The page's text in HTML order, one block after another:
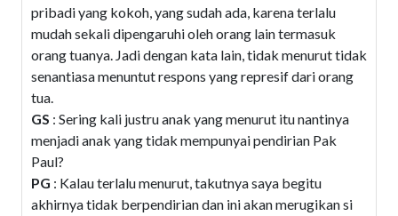
pribadi yang kokoh, yang sudah ada, karena terlalu
mudah sekali dipengaruhi oleh orang lain termasuk
orang tuanya. Jadi dengan kata lain, tidak menurut tidak
senantiasa menuntut respons yang represif dari orang
tua.
GS : Sering kali justru anak yang menurut itu nantinya
menjadi anak yang tidak mempunyai pendirian Pak
Paul?
PG : Kalau terlalu menurut, takutnya saya begitu
akhirnya tidak berpendirian dan ini akan merugikan si